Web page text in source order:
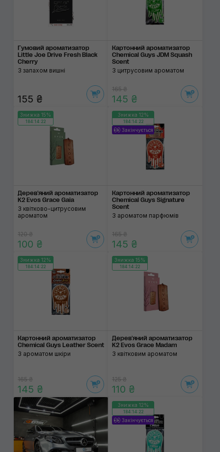
Гумовий ароматизатор
Little Joe Drive Fresh Black
Cherry
З запахом вишні
155 ₴
Картонний арома­тизатор
Chemical Guys JDM Squash
Scent
З цитрусовим ароматом
165 ₴
145 ₴
Знижка 15%
184:14:22
Дерев'яний ароматизатор
K2 Evos Grace Gaia
З квітково-цитрусовим
ароматом
120 ₴
100 ₴
Знижка 12%
184:14:22
Закінчується
Картонний арома­тизатор
Chemical Guys Signature
Scent
З ароматом парфюмів
165 ₴
145 ₴
Знижка 12%
184:14:22
Картонний арома­тизатор
Chemical Guys Leather Scent
З ароматом шкіри
165 ₴
145 ₴
Знижка 15%
184:14:22
Дерев'яний ароматизатор
K2 Evos Grace Madam
З квітковим ароматом
125 ₴
110 ₴
Знижка 12%
184:14:22
Закінчується